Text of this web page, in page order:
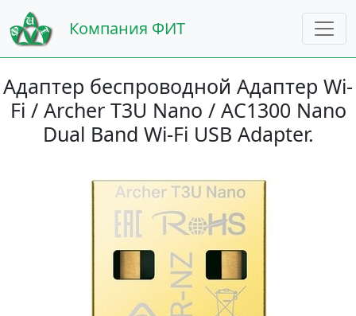
Компания ФИТ
Адаптер беспроводной Адаптер Wi-
Fi / Archer T3U Nano / AC1300 Nano
Dual Band Wi-Fi USB Adapter.